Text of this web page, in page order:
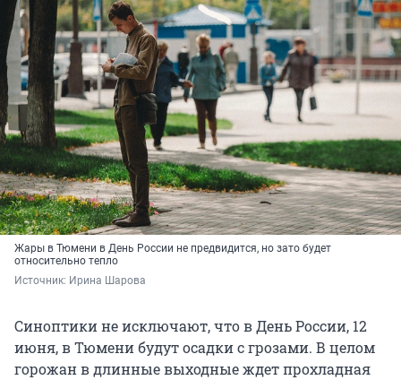
Жары в Тюмени в День России не предвидится, но зато будет
относительно тепло
Источник: Ирина Шарова
Синоптики не исключают, что в День России, 12
июня, в Тюмени будут осадки с грозами. В целом
горожан в длинные выходные ждет прохладная